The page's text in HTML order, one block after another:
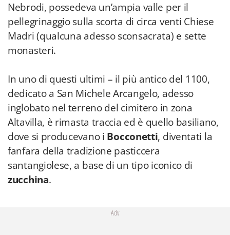
Nebrodi, possedeva un’ampia valle per il
pellegrinaggio sulla scorta di circa venti Chiese
Madri (qualcuna adesso sconsacrata) e sette
monasteri.
In uno di questi ultimi – il più antico del 1100,
dedicato a San Michele Arcangelo, adesso
inglobato nel terreno del cimitero in zona
Altavilla, è rimasta traccia ed è quello basiliano,
dove si producevano i Bocconetti, diventati la
fanfara della tradizione pasticcera
santangiolese, a base di un tipo iconico di
zucchina.
Adv